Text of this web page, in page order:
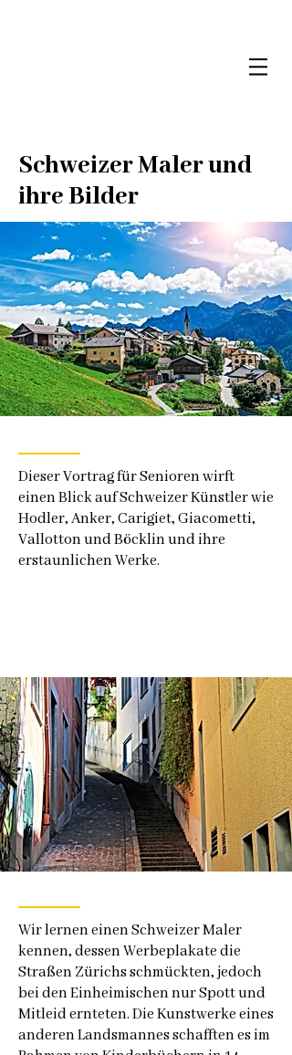
Schweizer Maler und
ihre Bilder
Dieser Vortrag für Senioren wirft
einen Blick auf Schweizer Künstler wie
Hodler, Anker, Carigiet, Giacometti,
Vallotton und Böcklin und ihre
erstaunlichen Werke.
Wir lernen einen Schweizer Maler
kennen, dessen Werbeplakate die
Straßen Zürichs schmückten, jedoch
bei den Einheimischen nur Spott und
Mitleid ernteten. Die Kunstwerke eines
anderen Landsmannes schafften es im